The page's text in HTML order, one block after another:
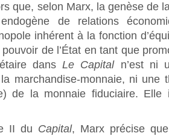
que, selon Marx, la genèse de
de relations
inhérent à la fonction
de l’État en tant que
dansLe Capitaln’est ni
marchandise-monnaie, ni une
de la monnaie fiduciaire. Elle
II du Capital, Marx précise